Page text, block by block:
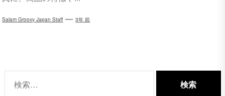
Salam Groovy Japan Staff 3年 前
索: